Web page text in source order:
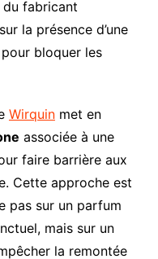
fabricant
la présence d’une
bloquer les
Wirquinmet en
associée à une
faire barrière aux
Cette approche est
pas sur un parfum
mais sur un
la remontée